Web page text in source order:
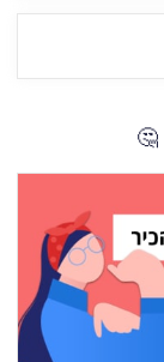
🤔